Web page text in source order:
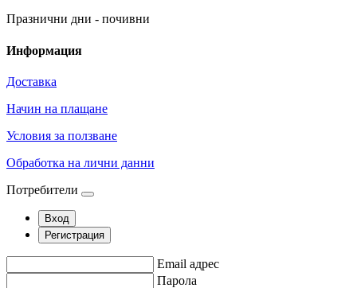
Празнични дни - почивни
Информация
Доставка
Начин на плащане
Условия за ползване
Обработка на лични данни
Потребители
Вход
Регистрация
Email адрес
Парола